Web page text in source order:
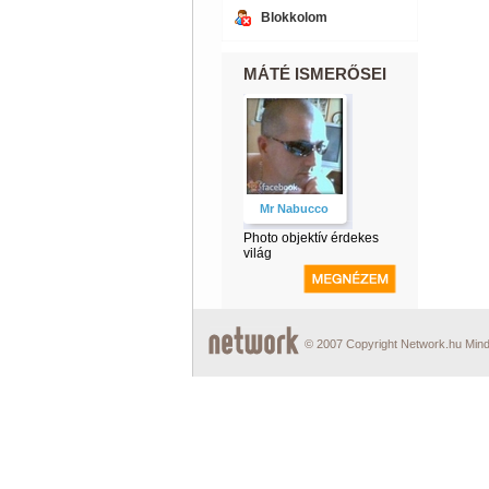
Blokkolom
MÁTÉ ISMERŐSEI
Mr Nabucco
Photo objektív érdekes
világ
© 2007 Copyright Network.hu